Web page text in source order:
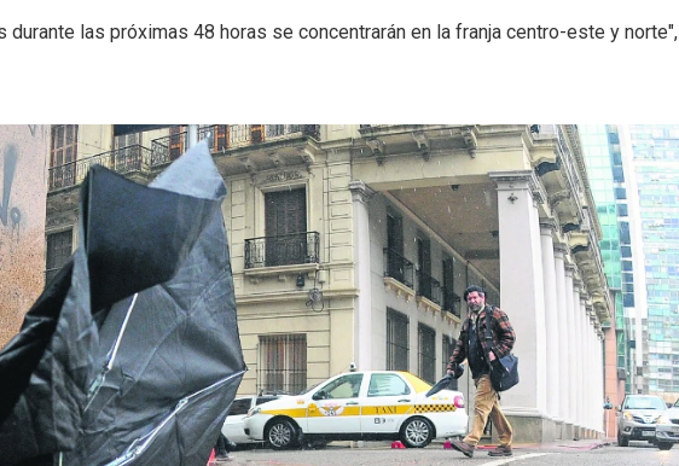
las próximas 48 horas se concentrarán en la franja centro-este y norte",